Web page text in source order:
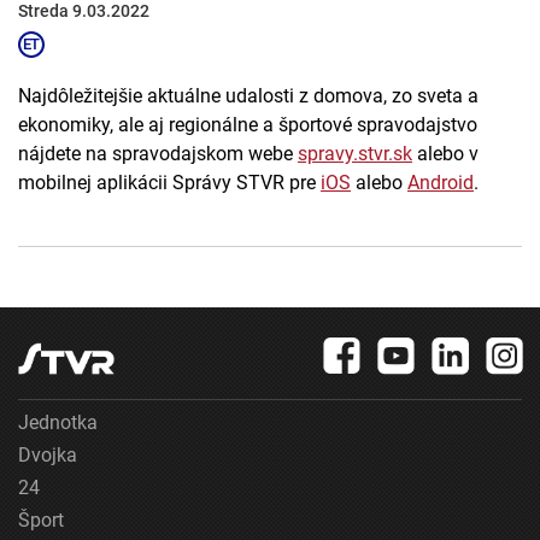
Streda 9.03.2022
Najdôležitejšie aktuálne udalosti z domova, zo sveta a
ekonomiky, ale aj regionálne a športové spravodajstvo
nájdete na spravodajskom webe spravy.stvr.sk alebo v
mobilnej aplikácii Správy STVR pre iOS alebo Android.
Jednotka
Dvojka
24
Šport